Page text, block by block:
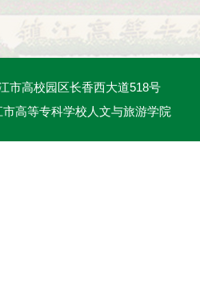
市高校园区长香西大道518号
高等专科学校人文与旅游学院